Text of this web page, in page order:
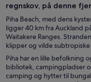
regnskov, på denne
Piha Beach, med dens
ligger 40 km fra Auckland
Waitakere Ranges.
klipper og vilde subtropiske
Piha har en lille befolkning
bibliotek, campingpladser
camping og hytter til